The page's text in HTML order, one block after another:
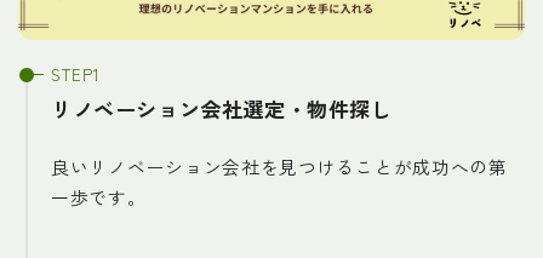
リノベーション会社選定・物件探し
良いリノベーション会社を見つけることが成功への第
一歩です。